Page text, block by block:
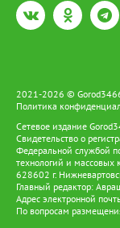
2021-2026 ©
Политика
Сетевое издание
Свидетельство о
Федеральной службой
технологий и
628602 г.
Главный редактор:
Адрес электронной
По вопросам